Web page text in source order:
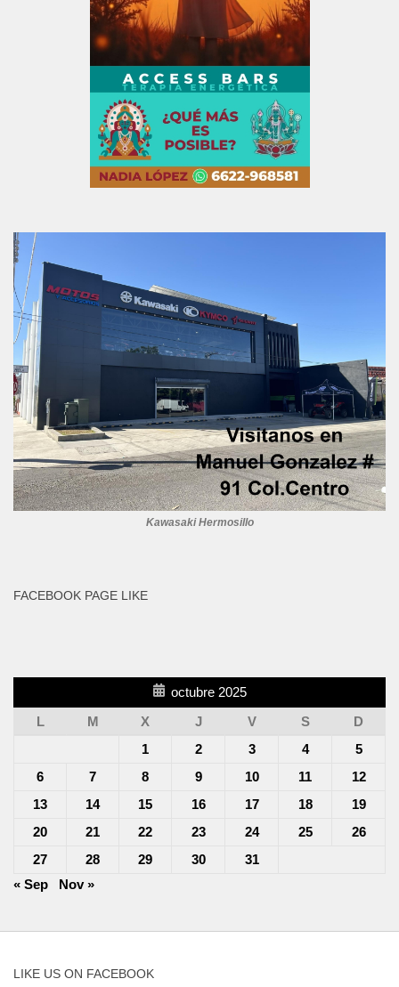
Kawasaki Hermosillo
FACEBOOK PAGE LIKE
octubre 2025
L
M X J V S
D
1
2 3 4
5
6
7 8 9 10 11
12
13
14 15 16 17 18
19
20
21 22 23 24 25
26
27
28 29 30
31
« Sep
Nov »
LIKE US ON FACEBOOK